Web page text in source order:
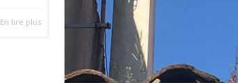
En lire plus